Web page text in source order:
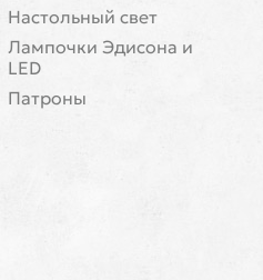
Настольный свет
Лампочки Эдисона и
LED
Патроны